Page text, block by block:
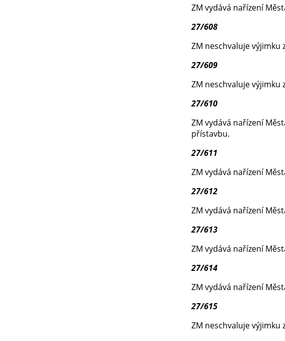
ZM vydává nařízení
27/608
ZM neschvaluje výjimku
27/609
ZM neschvaluje výjimku
27/610
ZM vydává nařízení
přístavbu.
27/611
ZM vydává nařízení
27/612
ZM vydává nařízení
27/613
ZM vydává nařízení
27/614
ZM vydává nařízení
27/615
ZM neschvaluje výjimku